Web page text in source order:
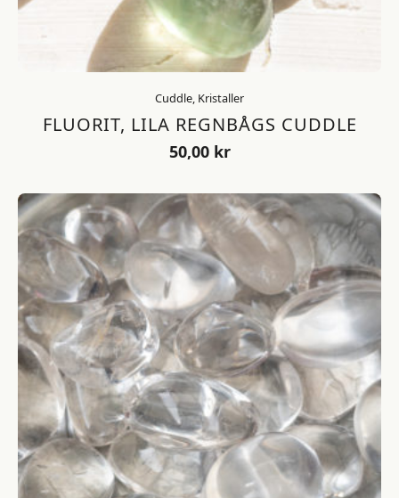
Cuddle, Kristaller
FLUORIT, LILA REGNBÅGS CUDDLE
50,00 kr